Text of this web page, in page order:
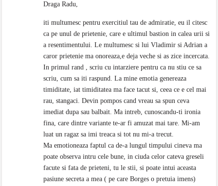
Draga Radu,
iti multumesc pentru exercitiul tau de admiratie, eu il citesc
ca pe unul de prietenie, care e ultimul bastion in calea urii si
a resentimentului. Le multumesc si lui Vladimir si Adrian a
caror prietenie ma onoreaza,e deja veche si as zice incercata.
In primul rand , scriu cu intarziere pentru ca nu stiu ce sa
scriu, cum sa iti raspund. La mine emotia genereaza
timiditate, iat timiditatea ma face tacut si, ceea ce e cel mai
rau, stangaci. Devin pompos cand vreau sa spun ceva
imediat dupa sau balbait. Ma intreb, cunoscandu-ti ironia
fina, care dintre variante te-ar fi amuzat mai tare. Mi-am
luat un ragaz sa imi treaca si tot nu mi-a trecut.
Ma emotioneaza faptul ca de-a lungul timpului cineva ma
poate observa intru cele bune, in ciuda celor cateva greseli
facute si fata de prieteni, tu le stii, si poate intui aceasta
pasiune secreta a mea ( pe care Borges o pretuia imens)